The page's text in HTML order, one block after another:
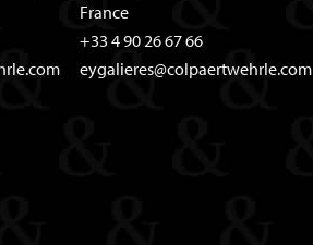
France
+33 4 90 26 67 66
eygalieres@colpaertwehrle.com